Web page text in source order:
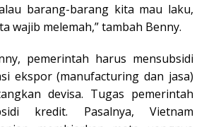
barang-barang kita mau laku,
wajib melemah,” tambah Benny.
pemerintah harus mensubsidi
ekspor (manufacturing dan jasa)
devisa. Tugas pemerintah
kredit. Pasalnya, Vietnam